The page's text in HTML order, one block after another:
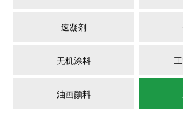
速凝剂
无机涂料
油画颜料